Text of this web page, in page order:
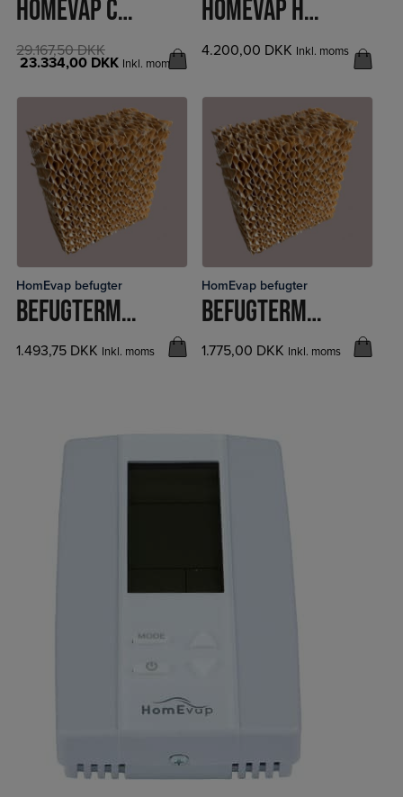
HOMEVAP COMBI COMFORT LUFTFUGTER OG KØLER
29.167,50DKK
23.334,00 DKK Inkl. moms
HOMEVAP HEPCAH KASSETTE
4.200,00 DKK Inkl. moms
LÆS MERE
HomEvap befugter
BEFUGTERMATRIX HEMATB FOR HOMEVAP HEPH OG HEPHZH
1.493,75 DKK Inkl. moms
LÆS MERE
HomEvap befugter
BEFUGTERMATRIX HEMATK FOR HOMEVAP HEPC
1.775,00 DKK Inkl. moms